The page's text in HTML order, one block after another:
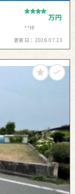
**** 万円
**坪
更新日： 2026.07.23